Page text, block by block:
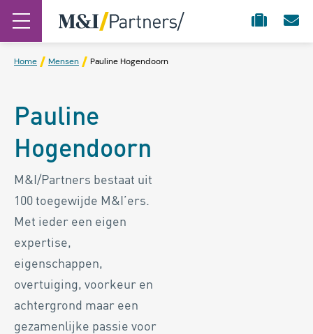
Home Mensen Pauline Hogendoorn
Pauline
Hogendoorn
M&I/Partners bestaat uit
100 toegewijde M&I’ers.
Met ieder een eigen
expertise,
eigenschappen,
overtuiging, voorkeur en
achtergrond maar een
gezamenlijke passie voor